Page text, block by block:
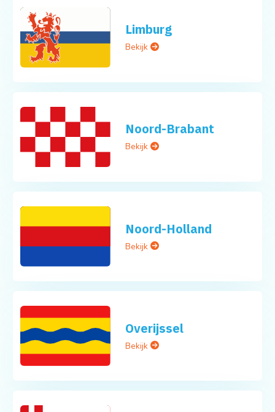
Limburg
Bekijk
Noord-Brabant
Bekijk
Noord-Holland
Bekijk
Overijssel
Bekijk